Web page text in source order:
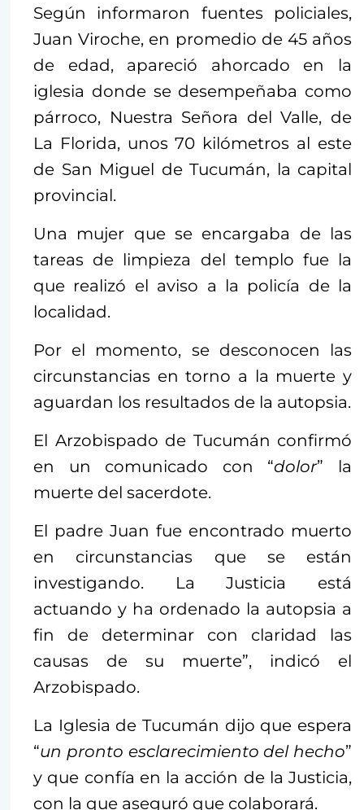
Según informaron fuentes policiales,
Juan Viroche, en promedio de 45 años
de edad, apareció ahorcado en la
iglesia donde se desempeñaba como
párroco, Nuestra Señora del Valle, de
La Florida, unos 70 kilómetros al este
de San Miguel de Tucumán, la capital
provincial.
Una mujer que se encargaba de las
tareas de limpieza del templo fue la
que realizó el aviso a la policía de la
localidad.
Por el momento, se desconocen las
circunstancias en torno a la muerte y
aguardan los resultados de la autopsia.
El Arzobispado de Tucumán confirmó
en un comunicado con “dolor” la
muerte del sacerdote.
El padre Juan fue encontrado muerto
en circunstancias que se están
investigando. La Justicia está
actuando y ha ordenado la autopsia a
fin de determinar con claridad las
causas de su muerte”, indicó el
Arzobispado.
La Iglesia de Tucumán dijo que espera
“un pronto esclarecimiento del hecho”
y que confía en la acción de la Justicia,
con la que aseguró que colaborará.